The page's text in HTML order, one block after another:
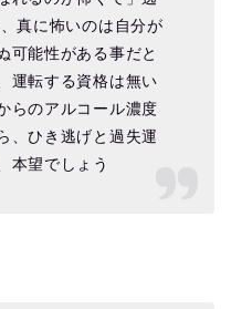
真に怖いのは自分が
可能性がある事だと
運転する資格は無い
らのアルコール濃度
、ひき逃げと過失運
本望でしょう